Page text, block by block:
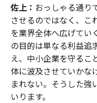
佐上： おっしゃる通り
させるのではなく、こ
を業界全体へ広げてい
の目的は単なる利益追
え、中小企業を守るこ
体に波及させていかな
まれない。そうした強
いります。